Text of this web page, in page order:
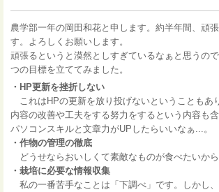
農学部一年の岡田和花と申します。約半年間、頑
す。よろしくお願いします。
頑張るというと漠然としすぎているなぁと思うの
つの目標を立ててみました。
・HP更新を挫折しない
これはHPの更新を放り投げないということもあ
内容の改善や工夫をする努力をするという内容も
パソコンスキルと文章力がUPしたらいいなぁ...。
・作物の管理の徹底
どうせならおいしくて素敵なものが食べたいから
・栽培に必要な情報収集
私の一番苦手なことは「下調べ」です。しかし